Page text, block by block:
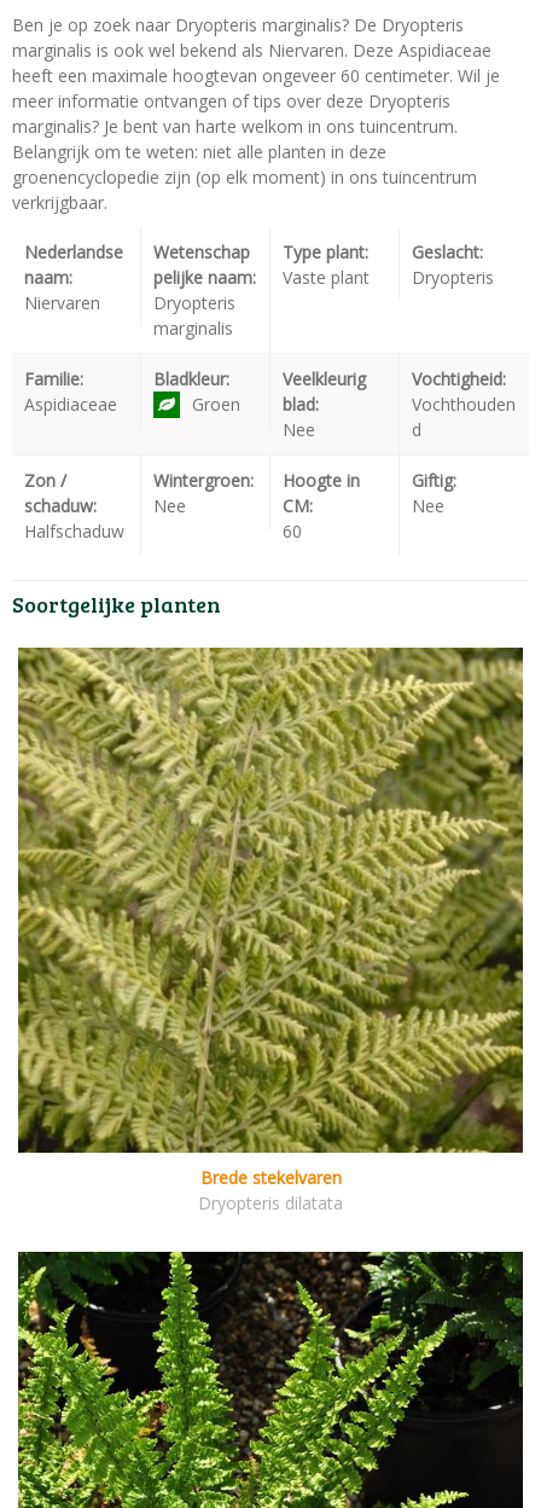
Ben je op zoek naar Dryopteris marginalis? De Dryopteris
marginalis is ook wel bekend als Niervaren. Deze Aspidiaceae
heeft een maximale hoogtevan ongeveer 60 centimeter. Wil je
meer informatie ontvangen of tips over deze Dryopteris
marginalis? Je bent van harte welkom in ons tuincentrum.
Belangrijk om te weten: niet alle planten in deze
groenencyclopedie zijn (op elk moment) in ons tuincentrum
verkrijgbaar.
Nederlandse
naam:
Niervaren
Wetenschap
pelijke naam:
Dryopteris
marginalis
Type plant:
Vaste plant
Geslacht:
Dryopteris
Familie:
Aspidiaceae
Bladkleur:
Groen
Veelkleurig
blad:
Nee
Vochtigheid:
Vochthouden
d
Zon /
schaduw:
Halfschaduw
Wintergroen:
Nee
Hoogte in
CM:
60
Giftig:
Nee
Soortgelijke planten
Brede stekelvaren
Dryopteris dilatata